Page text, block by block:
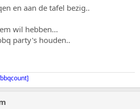
en aan de tafel bezig..
wil hebben...
party's houden..